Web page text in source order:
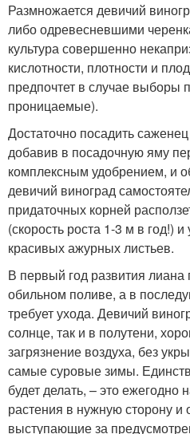
Размножается девичий
либо одревесневшими
культура совершенно
кислотности, плотности и
предпочтет в случае выборы
проницаемые).
Достаточно посадить
добавив в посадочную яму
комплексным удобрением, и
девичий виноград
придаточных корней
(скорость роста 1-3 м в год!) и
красивых ажурных листьев.
В первый год развития
обильном поливе, а в
требует ухода. Девичий
солнце, так и в полутени,
загрязнение воздуха, без
самые суровые зимы.
будет делать, – это ежегодно
растения в нужную сторону и
выступающие за